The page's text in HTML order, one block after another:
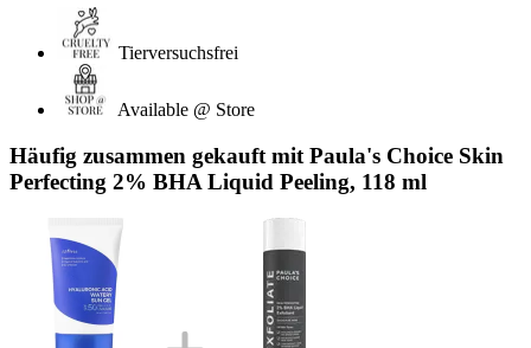
Tierversuchsfrei
Available @ Store
Häufig zusammen gekauft mit Paula's Choice Skin
Perfecting 2% BHA Liquid Peeling, 118 ml